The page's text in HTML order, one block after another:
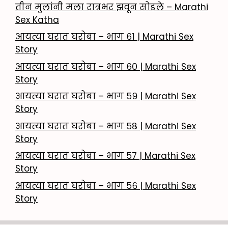
तीन मुलांनी मला रात्रभर झवून सोडले – Marathi
Sex Katha
आयत्या घरात घरोबा – भाग ६१ | Marathi Sex
Story
आयत्या घरात घरोबा – भाग ६० | Marathi Sex
Story
आयत्या घरात घरोबा – भाग ५९ | Marathi Sex
Story
आयत्या घरात घरोबा – भाग ५८ | Marathi Sex
Story
आयत्या घरात घरोबा – भाग ५७ | Marathi Sex
Story
आयत्या घरात घरोबा – भाग ५६ | Marathi Sex
Story